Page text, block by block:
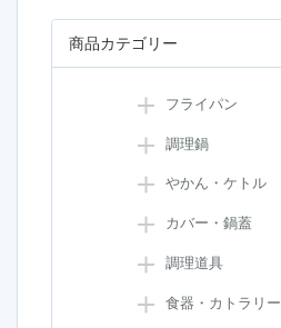
商品カテゴリー
フライパン
調理鍋
やかん・ケトル
カバー・鍋蓋
調理道具
食器・カトラリー